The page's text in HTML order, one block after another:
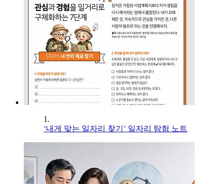
1.
‘내게 맞는 일자리 찾기’ 일자리 탐험 노트